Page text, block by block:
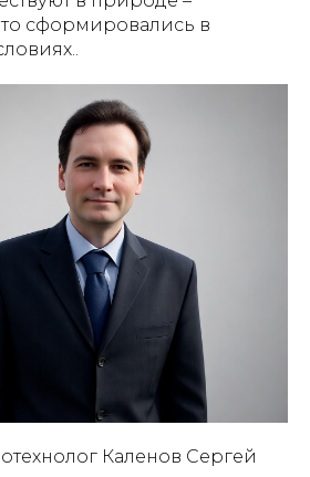
сформировались в
Каленов Сергей